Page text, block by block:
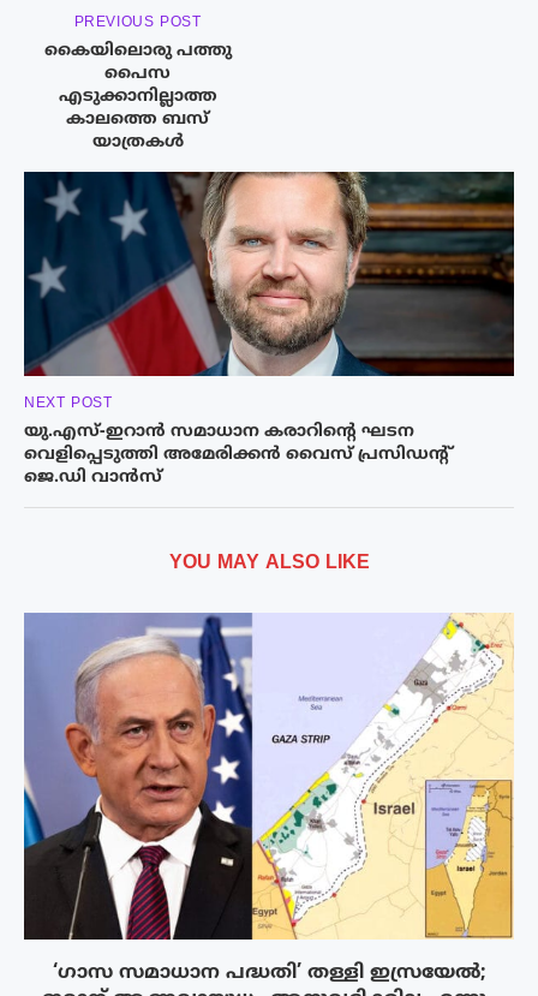
PREVIOUS POST
കൈയിലൊരു പത്തു
പൈസ
എടുക്കാനില്ലാത്ത
കാലത്തെ ബസ്
യാത്രകൾ
NEXT POST
യു.എസ്-ഇറാൻ സമാധാന കരാറിന്റെ ഘടന
വെളിപ്പെടുത്തി അമേരിക്കൻ വൈസ് പ്രസിഡൻ്റ്
ജെ.ഡി വാൻസ്
YOU MAY ALSO LIKE
‘ഗാസ സമാധാന പദ്ധതി’ തള്ളി ഇസ്രയേൽ;